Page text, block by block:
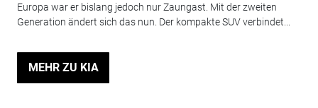
Europa war er bislang jedoch nur Zaungast. Mit der zweiten
Generation ändert sich das nun. Der kompakte SUV verbindet...
MEHR ZU KIA